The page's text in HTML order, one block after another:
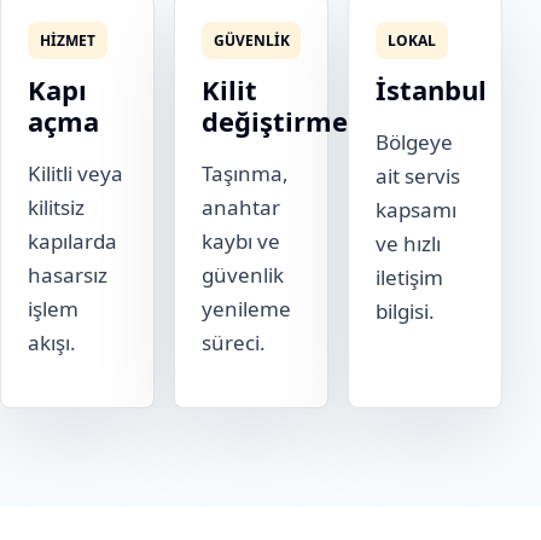
HIZMET
Kapı
açma
Kilitli veya
kilitsiz
kapılarda
hasarsız
işlem
akışı.
GÜVENLIK
Kilit
değiştirme
Taşınma,
anahtar
kaybı ve
güvenlik
yenileme
süreci.
LOKAL
İstanbul
Bölgeye
ait servis
kapsamı
ve hızlı
iletişim
bilgisi.